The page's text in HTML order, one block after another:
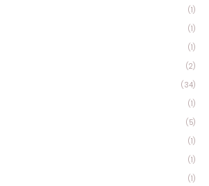
(1)
(1)
(1)
(2)
(34)
(1)
(5)
(1)
(1)
(1)